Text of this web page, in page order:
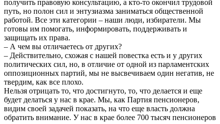
получить правовую консультацию, а кто-то окончил трудовой
путь, но полон сил и энтузиаз­ма заниматься общественной
работой. Все эти категории – наши люди, избиратели. Мы
готовы им помогать, информировать, поддерживать и
защищать их права.
– А чем вы отличаетесь от других?
– Действительно, схожая с нашей повестка есть и у других
политических сил, но, в отличие от одной из парламентских
оппозиционных партий, мы не высвечиваем один негатив, не
твердим, как все плохо.
Нельзя отрицать то, что достигнуто, то, что делается и еще
будет делаться у нас в крае. Мы, как Партия пенсионеров,
видим своей задачей показать, на что еще власть должна
обратить внимание. У нас в крае более 700 тысяч пенсионеров